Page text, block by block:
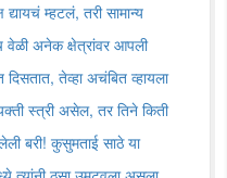
म्हटलं, तरी सामान्य
वेळी अनेक क्षेत्रांवर आपली
दिसतात, तेव्हा अचंबित व्हायला
स्त्री असेल, तर तिने किती
बरी! कुसुमताई साठे या